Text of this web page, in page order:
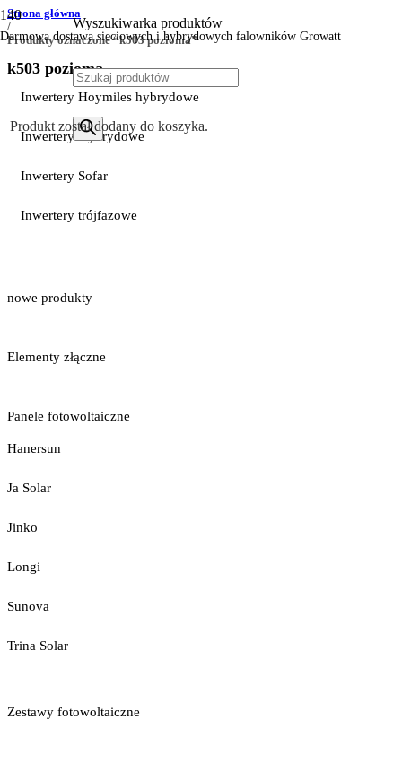
Darmowa dostawa sieciowych i hybrydowych falowników Growatt
Wyszukiwarka produktów
Produkt został dodany do koszyka.
Strona główna
/
Produkty oznaczone “k503 pozioma”
k503 pozioma
Inwertery Hoymiles hybrydowe
Inwertery Hybrydowe
Inwertery Sofar
Inwertery trójfazowe
nowe produkty
Elementy złączne
Panele fotowoltaiczne
Hanersun
Ja Solar
Jinko
Longi
Sunova
Trina Solar
Zestawy fotowoltaiczne